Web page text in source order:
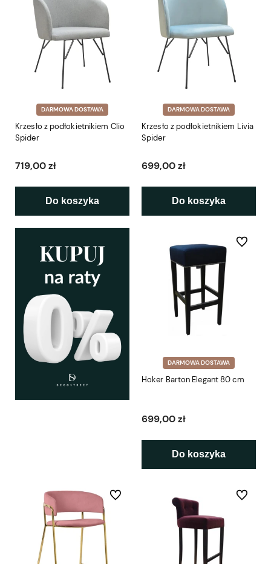
DARMOWA DOSTAWA
Krzesło z podłokietnikiem Clio
Spider
719,00 zł
Do koszyka
DARMOWA DOSTAWA
Krzesło z podłokietnikiem Livia
Spider
699,00 zł
Do koszyka
DARMOWA DOSTAWA
Hoker Barton Elegant 80 cm
699,00 zł
Do koszyka
Do
Do ulubionych Do